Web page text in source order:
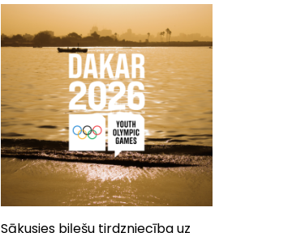
Sākusies biļešu tirdzniecība uz